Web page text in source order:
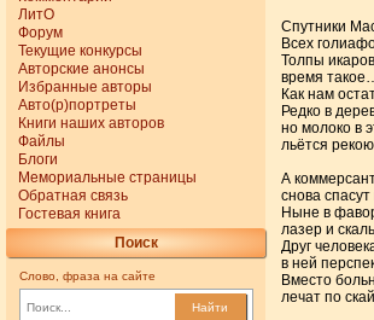
ЛитО
Форум
Текущие конкурсы
Авторские анонсы
Избранные авторы
Авто(р)портреты
Книги наших авторов
Файлы
Блоги
Мемориальные страницы
Обратная связь
Гостевая книга
Поиск
Слово, фраза на сайте
Найти
Спутники
Всех
Толпы
время такое…
Как нам
Редко в
но молоко в
льётся рекою.
А
снова
Ныне в
лазер и
Друг
в ней
Вместо
лечат по